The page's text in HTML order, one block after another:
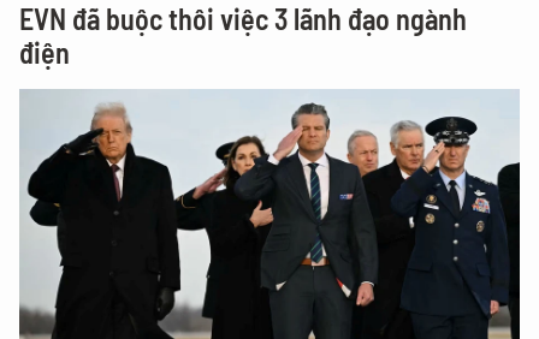
EVN đã buộc thôi việc 3 lãnh đạo ngành
điện